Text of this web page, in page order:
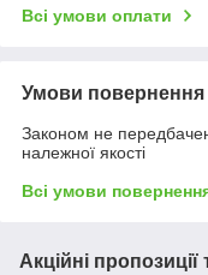
Всі умови оплати
Умови повернення
Законом не
належної якості
Всі умови
Акційні